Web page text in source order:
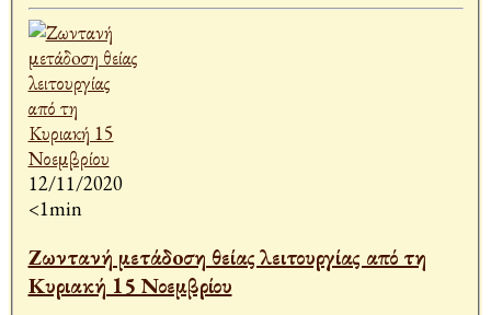
12/11/2020
<1min
Ζωντανή μετάδoση θείας λειτουργίας από τη
Κυριακή 15 Νοεμβρίου